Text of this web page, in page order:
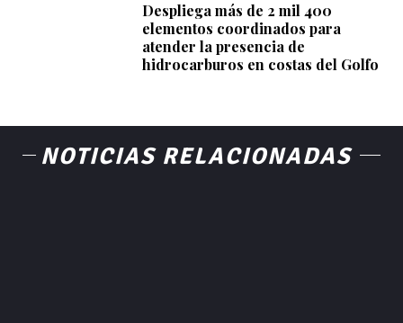
Despliega más de 2 mil 400
elementos coordinados para
atender la presencia de
hidrocarburos en costas del Golfo
NOTICIAS RELACIONADAS